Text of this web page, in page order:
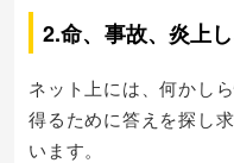
2.命、事故、炎上
ネット上には、何かし
得るために答えを探し
います。